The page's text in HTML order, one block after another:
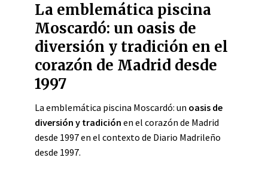
La emblemática piscina
Moscardó: un oasis de
diversión y tradición en el
corazón de Madrid desde
1997
La emblemática piscina Moscardó: un oasis de
diversión y tradición en el corazón de Madrid
desde 1997 en el contexto de Diario Madrileño
desde 1997.